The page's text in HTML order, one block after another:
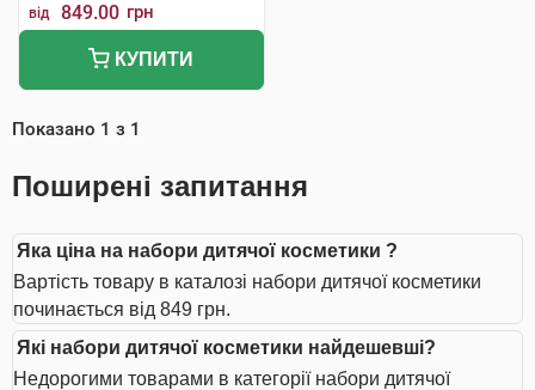
від 849.00 грн
КУПИТИ
Показано 1 з 1
Поширені запитання
Яка ціна на набори дитячої косметики ?
Вартість товару в каталозі набори дитячої косметики
починається від 849 грн.
Які набори дитячої косметики найдешевші?
Недорогими товарами в категорії набори дитячої